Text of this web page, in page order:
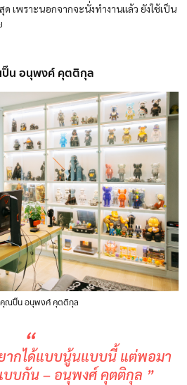
เพราะนอกจากจะนั่งทำงานแล้ว ยังใช้เป็น
น อนุพงศ์ คุตติกุล
ณปิ๊น อนุพงศ์ คุตติกุล
“
ากได้แบบนู้นแบบนี้ แต่พอมา
บกัน – อนุพงศ์ คุตติกุล ”